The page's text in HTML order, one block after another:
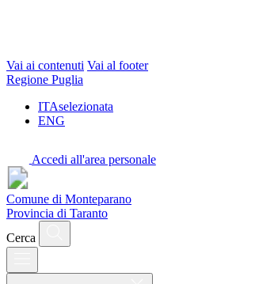
Vai ai contenuti Vai al footer
Regione Puglia
ITAselezionata
ENG
Accedi all'area personale
Comune di Monteparano
Provincia di Taranto
Cerca